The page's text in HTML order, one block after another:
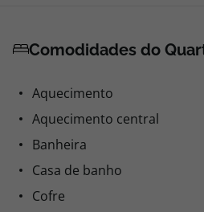
Comodidades do
Aquecimento
Aquecimento central
Banheira
Casa de banho
Cofre